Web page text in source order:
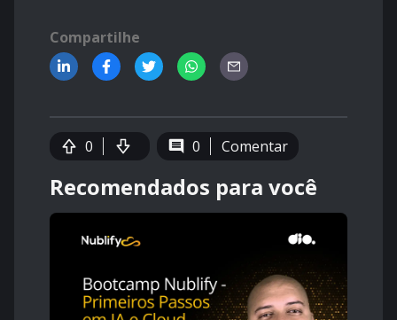
Compartilhe
0 0 Comentar
Recomendados para você